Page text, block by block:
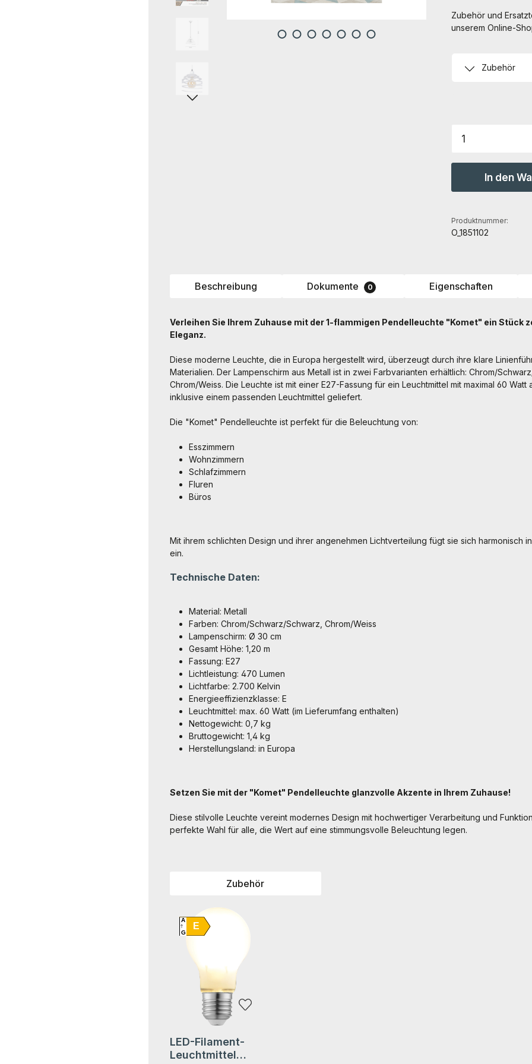
Zubehör und
unserem Online-
Zubehör
Produkt
In den
Produktnummer:
O_1851102
Beschreibung Dokumente 0 Eigenschaften
Verleihen Sie Ihrem Zuhause mit der 1-flammigen Pendelleuchte "Komet" ein Stück
Eleganz.
Diese moderne Leuchte, die in Europa hergestellt wird, überzeugt durch ihre klare
Materialien. Der Lampenschirm aus Metall ist in zwei Farbvarianten erhältlich: Chrom/
Chrom/Weiss. Die Leuchte ist mit einer E27-Fassung für ein Leuchtmittel mit maximal 60 Watt
inklusive einem passenden Leuchtmittel geliefert.
Die "Komet" Pendelleuchte ist perfekt für die Beleuchtung von:
Esszimmern
Wohnzimmern
Schlafzimmern
Fluren
Büros
Mit ihrem schlichten Design und ihrer angenehmen Lichtverteilung fügt sie sich harmonisch
ein.
Technische Daten:
Material: Metall
Farben: Chrom/Schwarz/Schwarz, Chrom/Weiss
Lampenschirm: Ø 30 cm
Gesamt Höhe: 1,20 m
Fassung: E27
Lichtleistung: 470 Lumen
Lichtfarbe: 2.700 Kelvin
Energieeffizienzklasse: E
Leuchtmittel: max. 60 Watt (im Lieferumfang enthalten)
Nettogewicht: 0,7 kg
Bruttogewicht: 1,4 kg
Herstellungsland: in Europa
Setzen Sie mit der "Komet" Pendelleuchte glanzvolle Akzente in Ihrem Zuhause!
Diese stilvolle Leuchte vereint modernes Design mit hochwertiger Verarbeitung und
perfekte Wahl für alle, die Wert auf eine stimmungsvolle Beleuchtung legen.
Zubehör
Produktgalerie überspringen
E
A
G
LED-Filament-
Leuchtmittel